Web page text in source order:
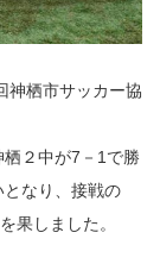
神栖市サッカー協
２中が7－1で勝
なり、接戦の
果しました。